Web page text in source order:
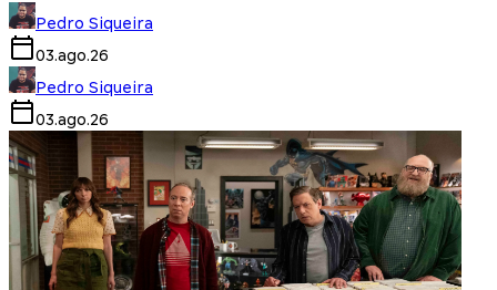
Pedro Siqueira
03.ago.26
Pedro Siqueira
03.ago.26